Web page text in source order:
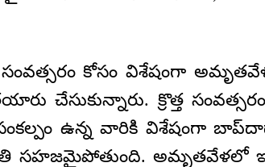
కోసం విశేషంగా
చేసుకున్నారు. క్రొత్త
ఉన్న వారికి విశేషంగా
సహజమైపోతుంది. అమృతవేళలో